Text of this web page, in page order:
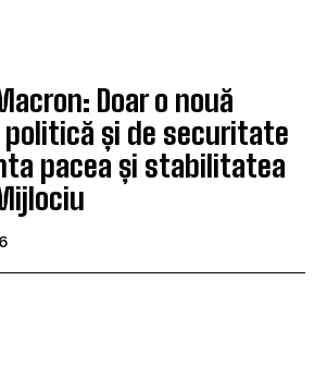
Doar o nouă
și de securitate
pacea și stabilitatea